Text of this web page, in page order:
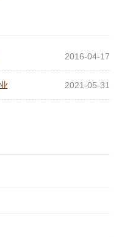
2016-04-17
2021-05-31